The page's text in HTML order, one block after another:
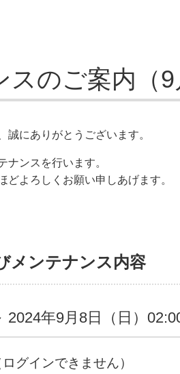
のご案内（9
にありがとうございます。
ナンスを行います。
よろしくお願い申しあげます。
メンテナンス内容
2024年9月8日（日）
グインできません）